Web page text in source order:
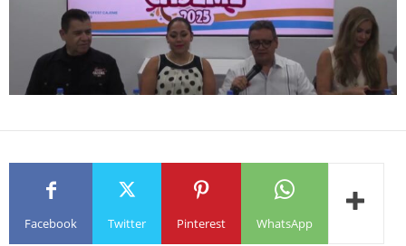
Facebook Twitter Pinterest WhatsApp